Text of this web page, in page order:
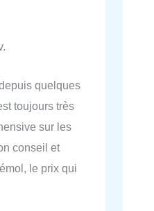
quelques
toujours très
sur les
conseil et
le prix qui